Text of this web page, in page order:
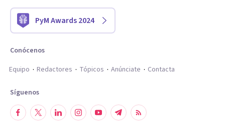
PyM Awards 2024
Conócenos
Equipo
Redactores Tópicos Anúnciate Contacta
Síguenos